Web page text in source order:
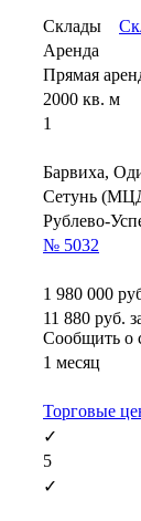
Склады
Аренда
Прямая
2000 кв. м
1
Барвиха,
Сетунь
Рублево-
№ 5032
1 980 000
11 880 руб.
Сообщить о
1 месяц
Торговые
✓
5
✓